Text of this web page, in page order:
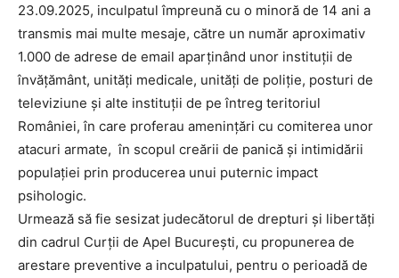
23.09.2025, inculpatul împreună cu o minoră de 14 ani a
transmis mai multe mesaje, către un număr aproximativ
1.000 de adrese de email aparținând unor instituții de
învățământ, unități medicale, unități de poliție, posturi de
televiziune și alte instituții de pe întreg teritoriul
României, în care proferau amenințări cu comiterea unor
atacuri armate, în scopul creării de panică și intimidării
populației prin producerea unui puternic impact
psihologic.
Urmează să fie sesizat judecătorul de drepturi și libertăți
din cadrul Curții de Apel București, cu propunerea de
arestare preventive a inculpatului, pentru o perioadă de